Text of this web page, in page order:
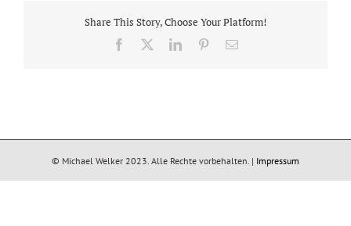
Share This Story, Choose Your Platform!
Facebook LinkedInPinterest
E-
© Michael Welker 2023. Alle Rechte vorbehalten. | Impressum